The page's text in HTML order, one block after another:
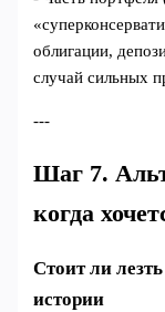
облигации,
случай сильных
---
Шаг 7.
когда
Стоит ли
истории